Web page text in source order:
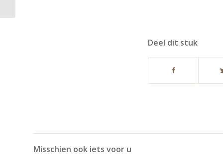
Deel dit stuk
Misschien ook iets voor u